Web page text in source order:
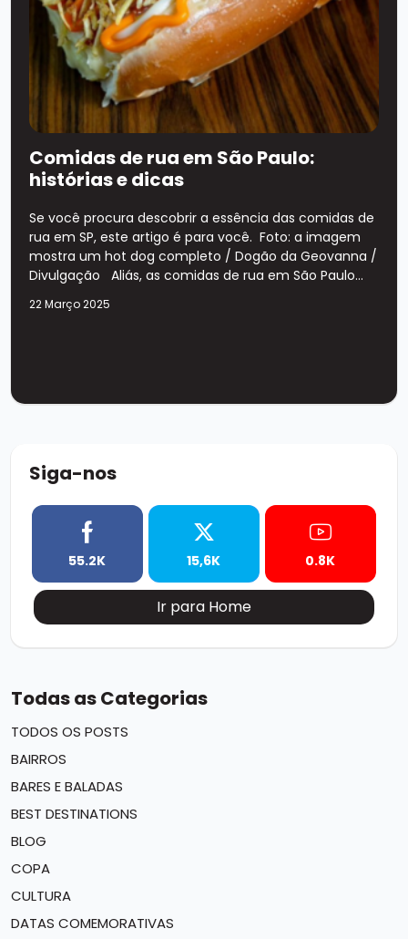
Comidas de rua em São Paulo:
histórias e dicas
Se você procura descobrir a essência das comidas de
rua em SP, este artigo é para você. Foto: a imagem
mostra um hot dog completo / Dogão da Geovanna /
Divulgação Aliás, as comidas de rua em São Paulo...
22 Março 2025
Siga-nos
55.2K 15,6K 0.8K
Ir para Home
Todas as Categorias
TODOS OS POSTS
BAIRROS
BARES E BALADAS
BEST DESTINATIONS
BLOG
COPA
CULTURA
DATAS COMEMORATIVAS